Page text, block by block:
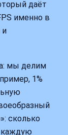
даёт
именно в
и
мы делим
1%
сколько
каждую